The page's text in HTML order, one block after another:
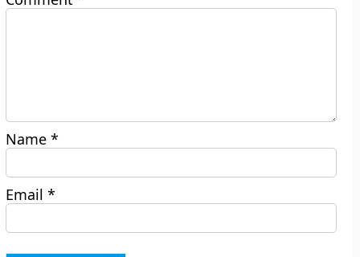
Name*
Email*